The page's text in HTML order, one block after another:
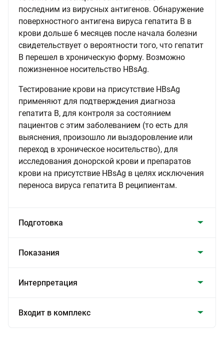
последним из вирусных антигенов. Обнаружение
поверхностного антигена вируса гепатита В в
крови дольше 6 месяцев после начала болезни
свидетельствует о вероятности того, что гепатит
В перешел в хроническую форму. Возможно
пожизненное носительство HBsAg.
Тестирование крови на присутствие HBsAg
применяют для подтверждения диагноза
гепатита В, для контроля за состоянием
пациентов с этим заболеванием (то есть для
выяснения, произошло ли выздоровление или
переход в хроническое носительство), для
исследования донорской крови и препаратов
крови на присутствие HBsAg в целях исключения
переноса вируса гепатита В реципиентам.
Подготовка
Показания
Интерпретация
Входит в комплекс